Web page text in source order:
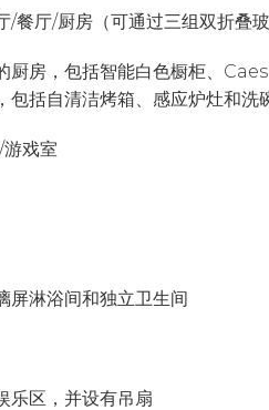
/餐厅/厨房（可通过三组双折叠
厨房，包括智能白色橱柜、
括自清洁烤箱、感应炉灶和洗
戏室
屏淋浴间和独立卫生间
乐区，并设有吊扇